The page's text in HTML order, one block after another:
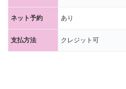
ネット予約 あり
支払方法 クレジット可